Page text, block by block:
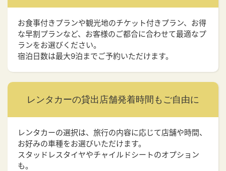
お食事付きプランや観光地のチケット付きプラン、お得
な早割プランなど、お客様のご都合に合わせて最適なプ
ランをお選びください。
宿泊日数は最大9泊までご予約いただけます。
レンタカーの貸出店舗発着時間もご自由に
レンタカーの選択は、旅行の内容に応じて店舗や時間、
お好みの車種をお選びいただけます。
スタッドレスタイヤやチャイルドシートのオプション
も。